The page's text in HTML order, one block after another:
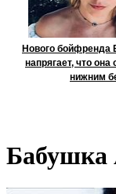
Нового бойфренда
напрягает, что она
нижним
Бабушка